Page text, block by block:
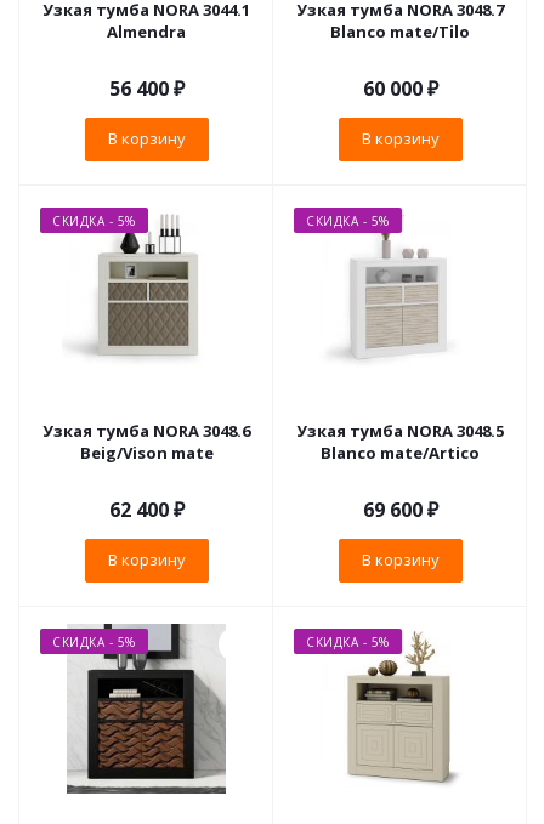
Узкая тумба NORA 3044.1
Almendra
56 400₽
В корзину
Узкая тумба NORA 3048.7
Blanco mate/Tilo
60 000₽
В корзину
СКИДКА - 5%
Узкая тумба NORA 3048.6
Beig/Vison mate
62 400₽
В корзину
СКИДКА - 5%
Узкая тумба NORA 3048.5
Blanco mate/Artico
69 600₽
В корзину
СКИДКА - 5% СКИДКА - 5%